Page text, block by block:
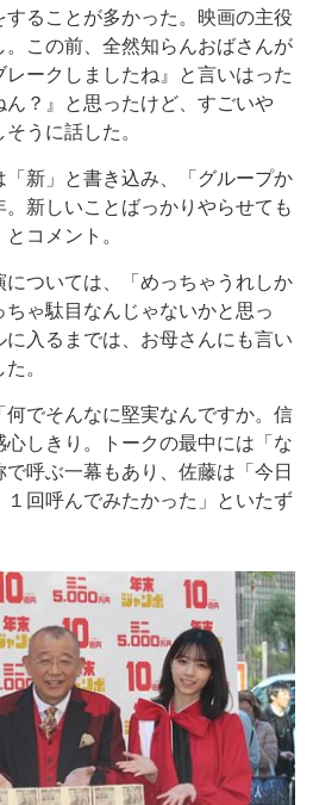
ることが多かった。映画の主役
。この前、全然知らんおばさんが
ークしましたね』と言いはった
ん？』と思ったけど、すごいや
うに話した。
新」と書き込み、「グループか
新しいことばっかりやらせても
コメント。
ついては、「めっちゃうれしか
ゃ駄目なんじゃないかと思っ
入るまでは、お母さんにも言い
。
でそんなに堅実なんですか。信
しきり。トークの最中には「な
呼ぶ一幕もあり、佐藤は「今日
回呼んでみたかった」といたず